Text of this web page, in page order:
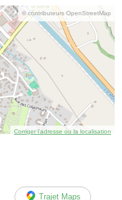
© contributeurs OpenStreetMap
Corriger l’adresse ou la localisation
Trajet Maps